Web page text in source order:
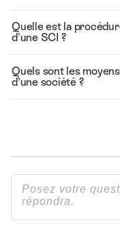
Quelle est la
d'une SCI ?
Quels sont les
d’une société ?